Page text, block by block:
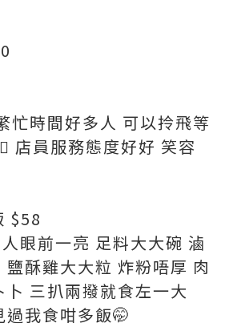
忙時間好多人 可以拎飛等
店員服務態度好好 笑容
$58
眼前一亮 足料大大碗 滷
酥雞大大粒 炸粉唔厚 肉
三扒兩撥就食左一大
我食咁多飯🤭